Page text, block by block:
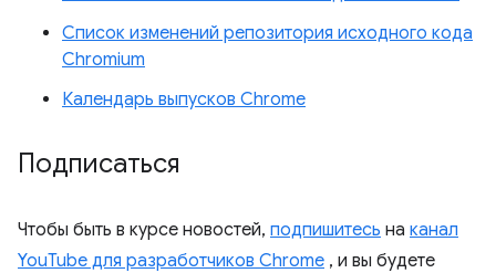
Список изменений репозитория исходного кода
Chromium
Календарь выпусков Chrome
Подписаться
Чтобы быть в курсе новостей, подпишитесь на канал
YouTube для разработчиков Chrome , и вы будете